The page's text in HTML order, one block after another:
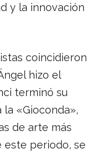
y la innovación
coincidieron
hizo el
terminó su
«Gioconda»,
de arte más
este periodo, se